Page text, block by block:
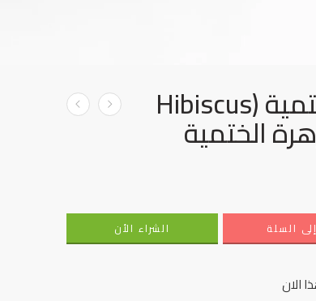
بذور زهرة الختمية (Hibiscus
السلة الشراء الأن
الان